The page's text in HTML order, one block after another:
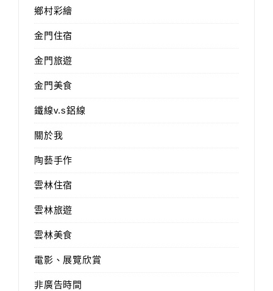
鄉村彩繪
金門住宿
金門旅遊
金門美食
鐵線v.s鋁線
關於我
陶藝手作
雲林住宿
雲林旅遊
雲林美食
電影、展覽欣賞
非廣告時間